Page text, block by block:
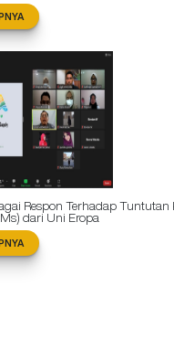
Respon Terhadap
dari Uni Eropa